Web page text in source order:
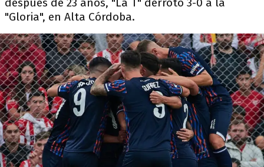
"Gloria", en Alta Córdoba.